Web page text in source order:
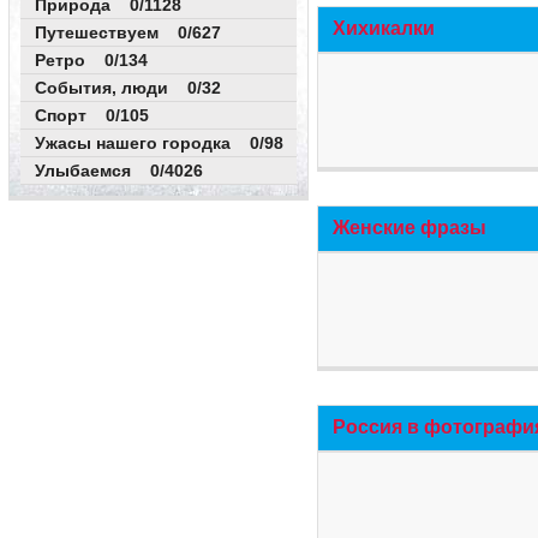
Природа 0/1128
Путешествуем 0/627
Ретро 0/134
События, люди 0/32
Спорт 0/105
Ужасы нашего городка 0/98
Улыбаемся 0/4026
Хихикалки
Женские фразы
Россия в